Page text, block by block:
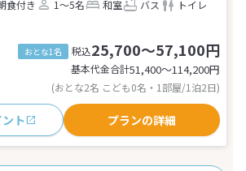
食付き 1～5名 和室 バス
トイレ
おとな1名 税込25,700～57,100円
基本代金合計51,400〜114,200円
(おとな2名 こども0名・1部屋/1泊2日)
ト プランの詳細